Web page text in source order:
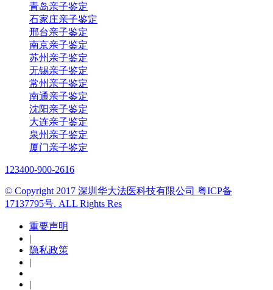
青岛亲子鉴定
石家庄亲子鉴定
邢台亲子鉴定
南京亲子鉴定
苏州亲子鉴定
无锡亲子鉴定
常州亲子鉴定
南通亲子鉴定
沈阳亲子鉴定
大连亲子鉴定
泉州亲子鉴定
厦门亲子鉴定
123400-900-2616
© Copyright 2017 深圳华大法医科技有限公司 粤ICP备
17137795号. ALL Rights Res
重要声明
|
隐私政策
|
|